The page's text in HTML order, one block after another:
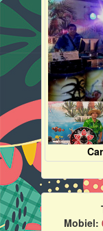
Mobiel: